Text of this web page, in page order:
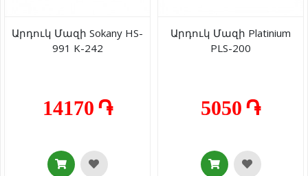
Արդուկ Մազի Sokany HS-
991 K-242
14170 ֏
Արդուկ Մազի Platinium
PLS-200
5050 ֏